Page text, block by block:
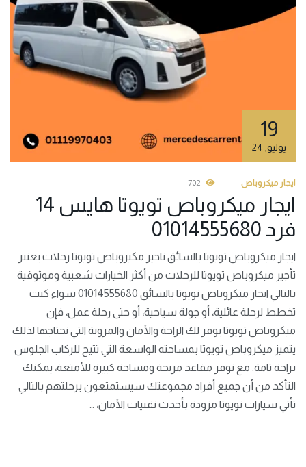
19
يوليو,
ايجار ميكروباص 702
ايجار ميكروباص تويوتا هايس 14
فرد 01014555680
ايجار ميكروباص تويوتا بالسائق تاجير مكيروباص تويوتا رحلات يعتبر
تأجير ميكروباص تويوتا للرحلات من أكثر الخيارات شعبية وموثوقية
بالتالي ايجار ميكروباص تويوتا بالسائق 01014555680 سواء كنت
تخطط لرحلة عائلية، أو جولة سياحية، أو حتى رحلة عمل، فإن
ميكروباص تويوتا يوفر لك الراحة والأمان والمرونة التي تحتاجها لذلك
يتميز ميكروباص تويوتا بمساحته الواسعة التي تتيح للركاب الجلوس
براحة تامة. مع توفر مقاعد مريحة ومساحة كبيرة للأمتعة، يمكنك
التأكد من أن جميع أفراد مجموعتك سيستمتعون برحلتهم بالتالي
تأتي سيارات تويوتا مزودة بأحدث تقنيات الأمان، …